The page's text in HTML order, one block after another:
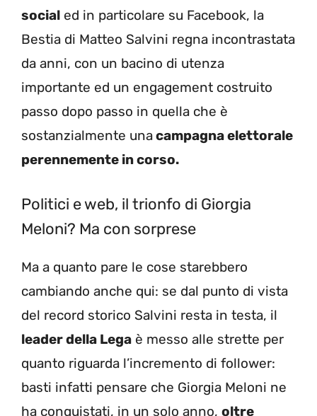
social ed in particolare su Facebook, la
Bestia di Matteo Salvini regna incontrastata
da anni, con un bacino di utenza
importante ed un engagement costruito
passo dopo passo in quella che è
sostanzialmente unacampagna elettorale
perennemente in corso.
Politici e web, il trionfo di Giorgia
Meloni? Ma con sorprese
Ma a quanto pare le cose starebbero
cambiando anche qui: se dal punto di vista
del record storico Salvini resta in testa, il
leader della Lega è messo alle strette per
quanto riguarda l’incremento di follower:
basti infatti pensare che Giorgia Meloni ne
ha conquistati, in un solo anno, oltre